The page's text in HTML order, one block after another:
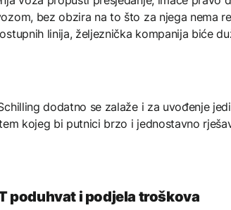
bez obzira na to što za njega nema
linija, željeznička kompanija biće
dodatno se zalaže i za uvođenje
kojeg bi putnici brzo i jednostavno
poduhvat i podjela troškova